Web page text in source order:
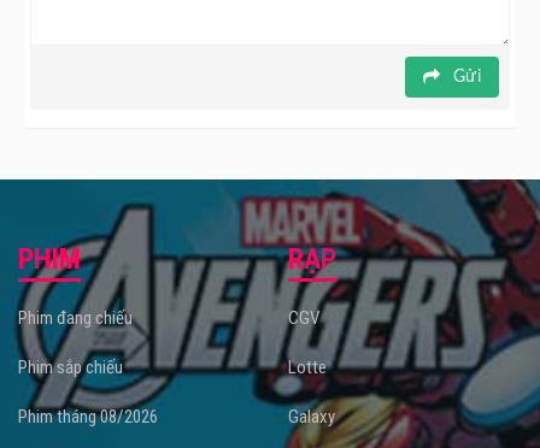
Gửi
PHIM
Phim đang chiếu
Phim sắp chiếu
Phim tháng 08/2026
RẠP
CGV
Lotte
Galaxy